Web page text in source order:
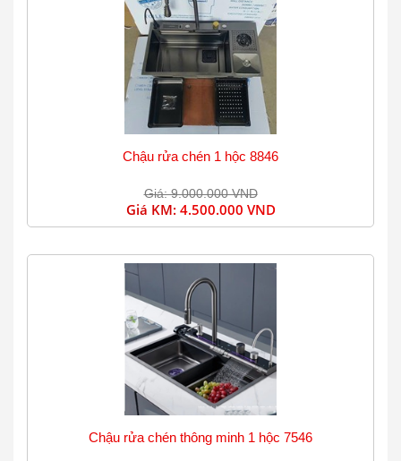
Chậu rửa chén 1 hộc 8846
Giá: 9.000.000 VND
Giá KM: 4.500.000 VND
Chậu rửa chén thông minh 1 hộc 7546